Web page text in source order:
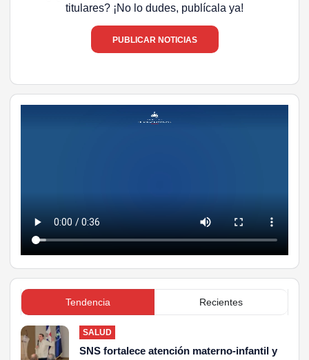
titulares? ¡No lo dudes, publícala ya!
PUBLICAR NOTICIAS
Tendencia Recientes
SALUD
SNS fortalece atención materno-infantil y